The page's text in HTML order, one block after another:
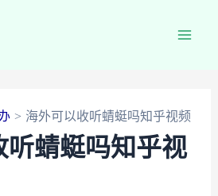
海外可以收听蜻蜓吗知乎视频
听蜻蜓吗知乎视